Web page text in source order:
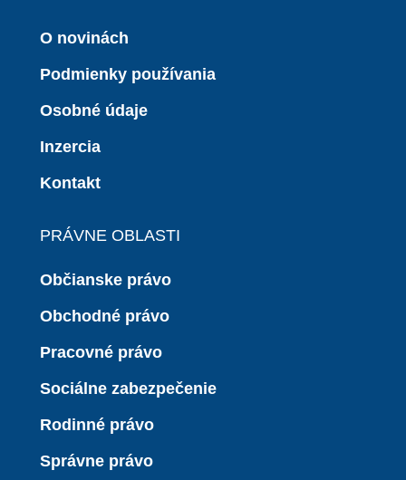
O novinách
Podmienky používania
Osobné údaje
Inzercia
Kontakt
PRÁVNE OBLASTI
Občianske právo
Obchodné právo
Pracovné právo
Sociálne zabezpečenie
Rodinné právo
Správne právo